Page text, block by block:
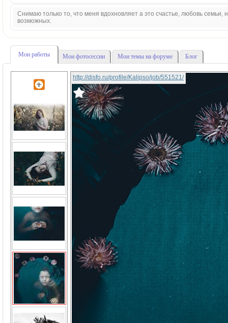
Снимаю только то, что меня вдохновляет а это счастье, любовь
возможных.
Мои работы Мои фотосессии Мои темы на форуме Блог
http://disfo.ru/profile/Kalipso/job/551521/